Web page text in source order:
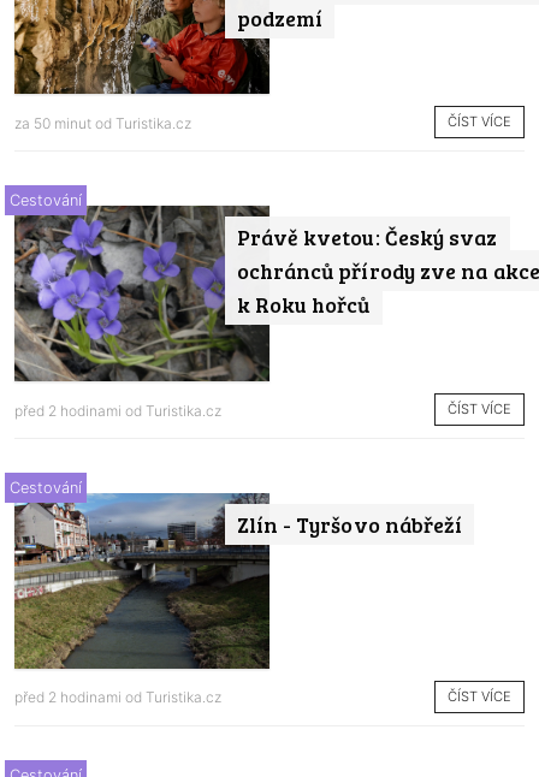
podzemí
za 50 minut od Turistika.cz ČÍST VÍCE
Právě kvetou: Český svaz
ochránců přírody zve na akce
k Roku hořců
Cestování
před 2 hodinami od Turistika.cz ČÍST VÍCE
Zlín - Tyršovo nábřeží
Cestování
před 2 hodinami od Turistika.cz ČÍST VÍCE